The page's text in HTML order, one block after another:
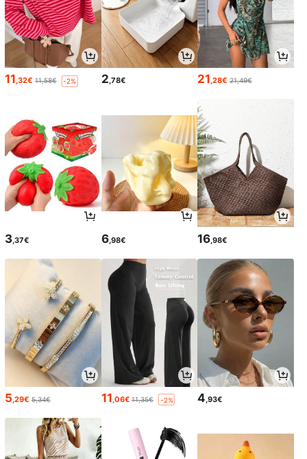
11,32€ 11,58€ -2% 2,78€ 21,28€ 21,49€
3 ,37€ 6,98€ 16 ,98€
5,29€ 5,34€ 11,06€ 11,35€ -2% 4,93€